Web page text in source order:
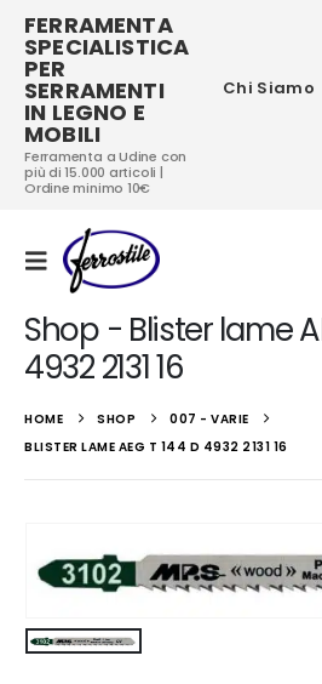
FERRAMENTA
SPECIALISTICA
PER
SERRAMENTI
IN LEGNO E
MOBILI
Ferramenta a Udine con
più di 15.000 articoli |
Ordine minimo 10€
Chi Siamo
Shop - Blister lame
4932 2131 16
HOME SHOP
007 - VARIE
BLISTER LAME AEG T 144 D 4932 2131 16